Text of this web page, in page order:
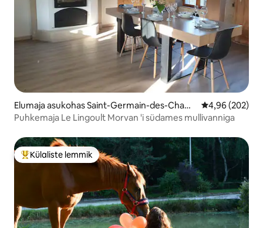
Elumaja asukohas Saint-Germain-des-Cham
ps
Keskmine
4,96 (202)
Puhkemaja Le Lingoult Morvan 'i südames mullivanniga
Külaliste suur lemmik
Külaliste lemmik